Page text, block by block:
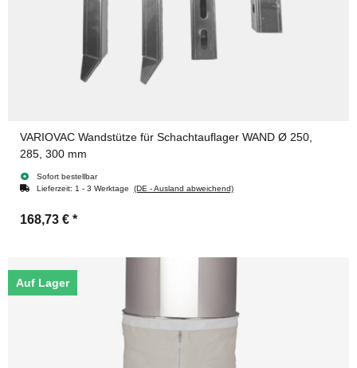
VARIOVAC Wandstütze für Schachtauflager WAND Ø 250,
285, 300 mm
Sofort bestellbar
Lieferzeit: 1 - 3 Werktage (DE - Ausland abweichend)
168,73 € *
Auf Lager